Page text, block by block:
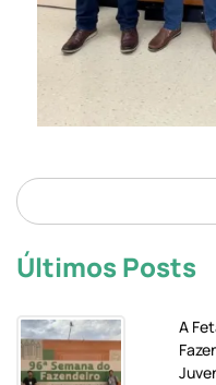
Últimos Posts
A